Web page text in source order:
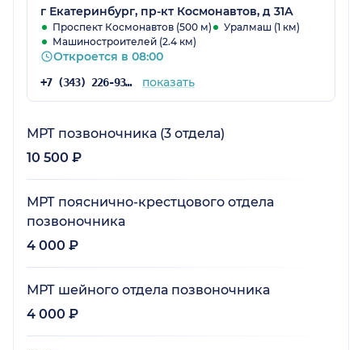
боли. И, что немаловажно, расшифровку
результата вам могут выслать на почту, тем
самым избавляя от необходимости сидеть и
ждать или приезжать повторно.
г Екатеринбург, пр-кт Космонавтов, д 31А
Проспект Космонавтов (500 м)
Уралмаш (1 км)
Машиностроителей (2.4 км)
Откроется в 08:00
+7 (343) 226-93-81 показать
МРТ позвоночника (3 отдела)
10 500 ₽
МРТ пояснично-крестцового отдела
позвоночника
4 000 ₽
МРТ шейного отдела позвоночника
4 000 ₽